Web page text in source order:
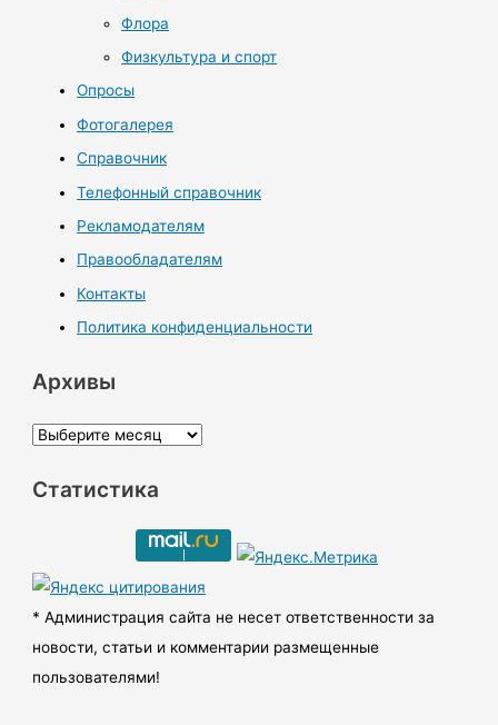
Флора
Физкультура и спорт
Опросы
Фотогалерея
Справочник
Телефонный справочник
Рекламодателям
Правообладателям
Контакты
Политика конфиденциальности
Архивы
А
х
ы
Статистика
* Администрация сайта не несет ответственности за
новости, статьи и комментарии размещенные
пользователями!